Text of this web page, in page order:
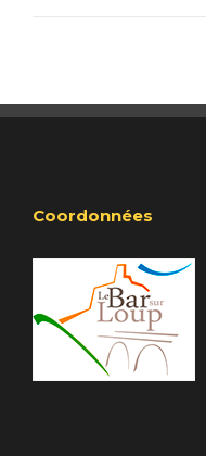
Coordonnées